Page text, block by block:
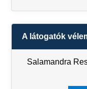
A látogatók
Salamandra